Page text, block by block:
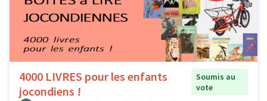
4000 LIVRES pour les enfants
jocondiens !
Soumis au
vote